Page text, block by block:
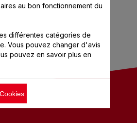
au bon fonctionnement du
différentes catégories de
Vous pouvez changer d'avis
pouvez en savoir plus en